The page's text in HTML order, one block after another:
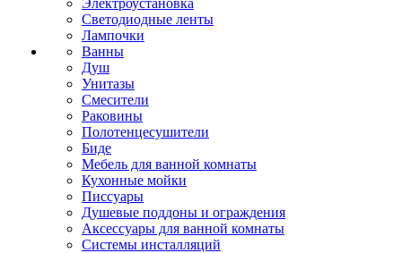
Электроустановка
Светодиодные ленты
Лампочки
Ванны
Душ
Унитазы
Смесители
Раковины
Полотенцесушители
Биде
Мебель для ванной комнаты
Кухонные мойки
Писсуары
Душевые поддоны и ограждения
Аксессуары для ванной комнаты
Системы инсталляций